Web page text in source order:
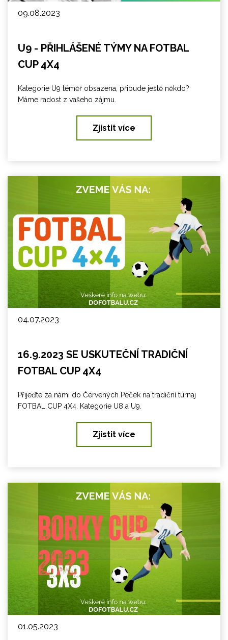
09.08.2023
U9 - PŘIHLÁŠENÉ TÝMY NA FOTBAL
CUP 4X4
Kategorie U9 téměř obsazena, přibude ještě někdo?
Máme radost z vašeho zájmu.
Zjistit více
04.07.2023
16.9.2023 SE USKUTEČNÍ TRADIČNÍ
FOTBAL CUP 4X4
Přijeďte za námi do Červených Peček na tradiční turnaj
FOTBAL CUP 4X4. Kategorie U8 a U9.
Zjistit více
01.05.2023